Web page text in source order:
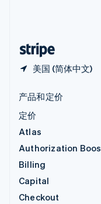
美国 (简体中文)
产品和定价
定价
Atlas
Authorization
Billing
Capital
Checkout